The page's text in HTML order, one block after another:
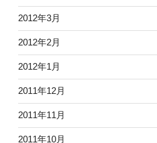
2012年3月
2012年2月
2012年1月
2011年12月
2011年11月
2011年10月